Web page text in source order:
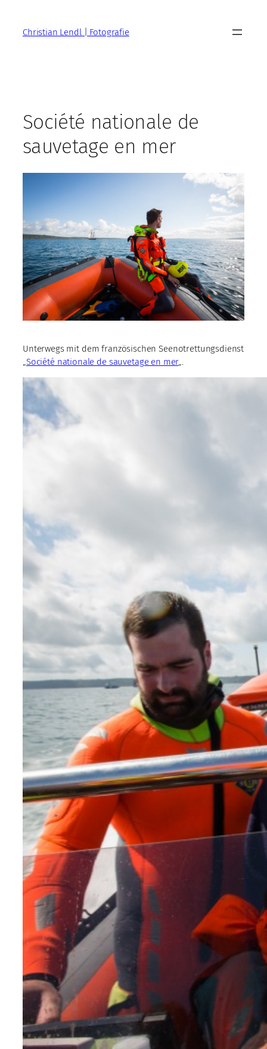
springenChristian Lendl | Fotografie
Société nationale de
sauvetage en mer
Unterwegs mit dem französischen Seenotrettungsdienst
„Société nationale de sauvetage en mer„.